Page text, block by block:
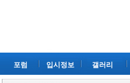
포럼 입시정보 갤러리